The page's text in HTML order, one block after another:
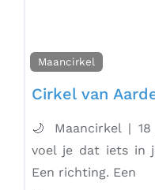
Maancirkel
Cirkel van
🌙 Maancirkel | 18
voel je dat iets in
Een richting. Een